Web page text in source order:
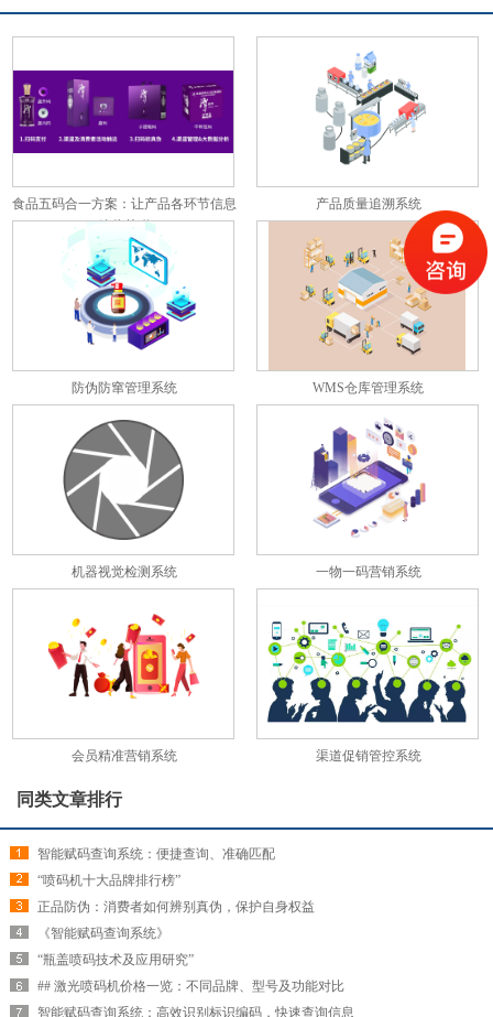
食品五码合一方案：让产品各环节信息
彼此关联
产品质量追溯系统
防伪防窜管理系统 WMS仓库管理系统
机器视觉检测系统 一物一码营销系统
会员精准营销系统 渠道促销管控系统
同类文章排行
智能赋码查询系统：便捷查询、准确匹配
“喷码机十大品牌排行榜”
正品防伪：消费者如何辨别真伪，保护自身权益
《智能赋码查询系统》
“瓶盖喷码技术及应用研究”
## 激光喷码机价格一览：不同品牌、型号及功能对比
智能赋码查询系统：高效识别标识编码，快速查询信息